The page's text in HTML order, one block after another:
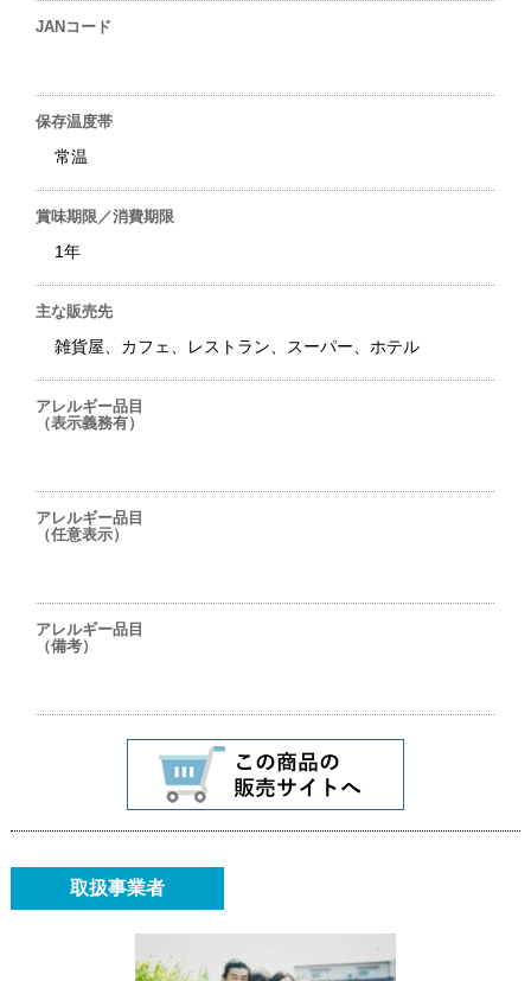
JANコード
保存温度帯
常温
賞味期限／消費期限
1年
主な販売先
雑貨屋、カフェ、レストラン、スーパー、ホテル
アレルギー品目
（表示義務有）
アレルギー品目
（任意表示）
アレルギー品目
（備考）
取扱事業者